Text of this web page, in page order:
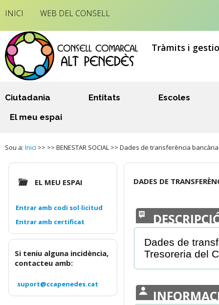
INICI WEB DEL CONSELL
Tràmits i
Ciutadania Entitats
Escoles
El meu espai
Sou a: Inici >> >> BENESTAR SOCIAL >> Dades de transferència
DADES DE
Dades de
Tresoreria del
EL MEU ESPAI
Entrar amb codi sol·licitud
Si teniu alguna incidència,
contacteu amb:
suport@ccapenedes.cat